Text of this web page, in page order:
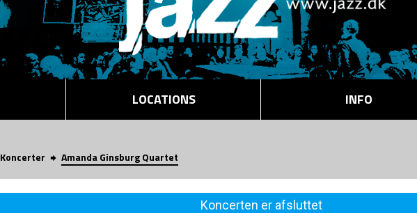
LOCATIONS INFO
Koncerter Amanda Ginsburg Quartet
Koncerten er afsluttet